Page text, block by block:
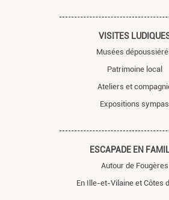
VISITES
Musées
Patrimoine local
Ateliers et
Expositions sympas
ESCAPADE EN
Autour de Fougères
En Ille-et-Vilaine et Côtes